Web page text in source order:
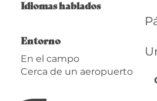
Idiomas hablados
Idiomas hablados
Entorno
Entorno
En el campo
Cerca de un aeropuerto